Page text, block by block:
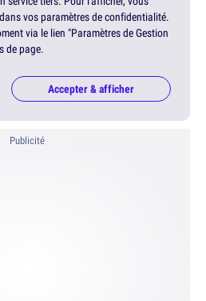
vos paramètres de confidentialité.
via le lien "Paramètres de Gestion
de page.
Accepter & afficher
Publicité